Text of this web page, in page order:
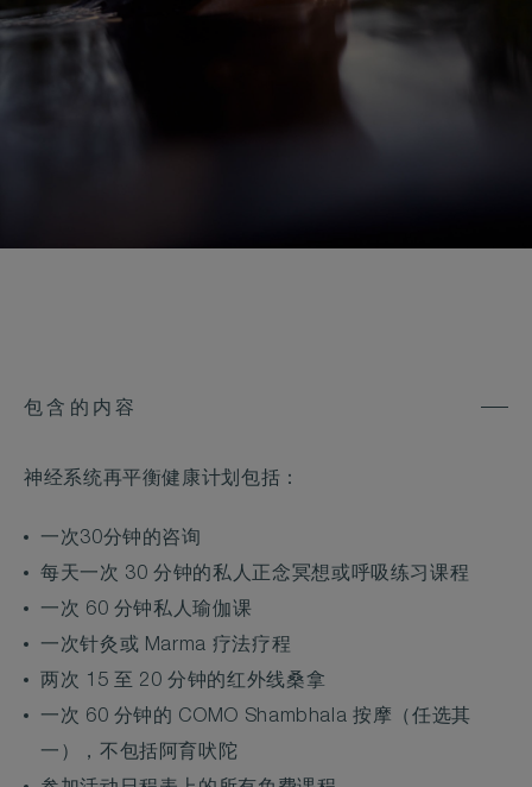
包含的内容
神经系统再平衡健康计划包括：
一次30分钟的咨询
每天一次 30 分钟的私人正念冥想或呼吸练习课程
一次 60 分钟私人瑜伽课
一次针灸或 Marma 疗法疗程
两次 15 至 20 分钟的红外线桑拿
一次 60 分钟的 COMO Shambhala 按摩（任选其
一），不包括阿育吠陀